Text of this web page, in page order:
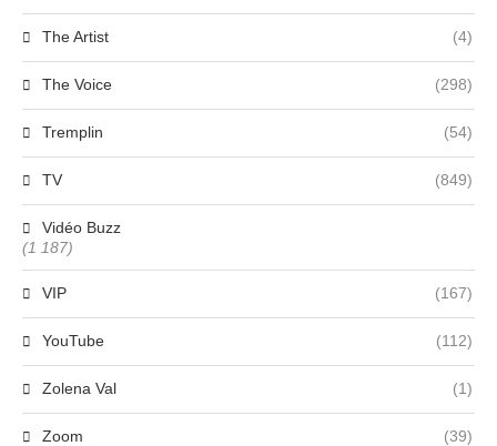
The Artist (4)
The Voice (298)
Tremplin (54)
TV (849)
Vidéo Buzz
(1 187)
VIP (167)
YouTube (112)
Zolena Val (1)
Zoom (39)